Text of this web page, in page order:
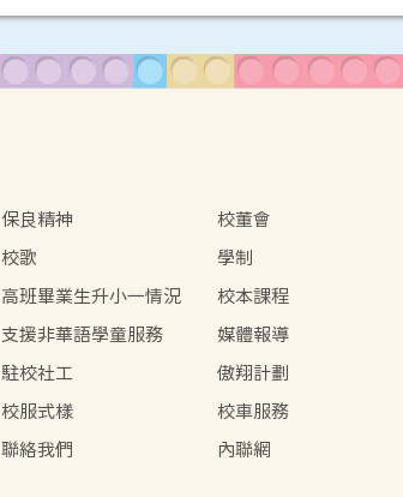
保良精神 校董會
校歌 學制
高班畢業生升小一情況 校本課程
支援非華語學童服務 媒體報導
駐校社工 傲翔計劃
校服式樣 校車服務
聯絡我們 內聯網